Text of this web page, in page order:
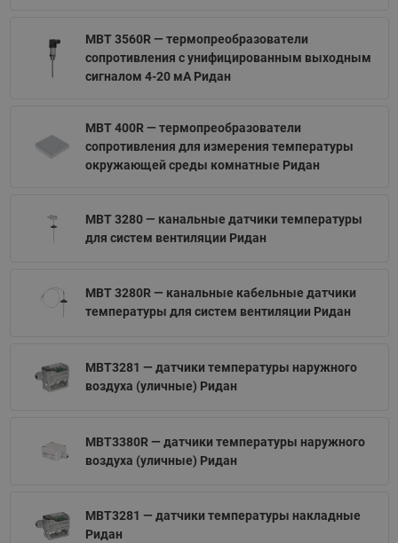
MBT 3560R — термопреобразователи
сопротивления с унифицированным выходным
сигналом 4-20 мА Ридан
MBT 400R — термопреобразователи
сопротивления для измерения температуры
окружающей среды комнатные Ридан
MBT 3280 — канальные датчики температуры
для систем вентиляции Ридан
MBT 3280R — канальные кабельные датчики
температуры для систем вентиляции Ридан
MBT3281 — датчики температуры наружного
воздуха (уличные) Ридан
MBT3380R — датчики температуры наружного
воздуха (уличные) Ридан
MBT3281 — датчики температуры накладные
Ридан